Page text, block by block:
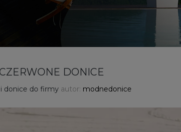
DONICE
donice do firmy autor: modnedonice